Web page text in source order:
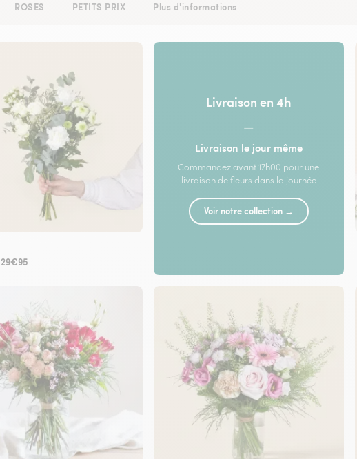
ROSES PETITS PRIX Plus d'informations
29€95
Livraison en 4h
—
Livraison le jour même
Commandez avant 17h00 pour une
livraison de fleurs dans la journée
Voir notre collection →